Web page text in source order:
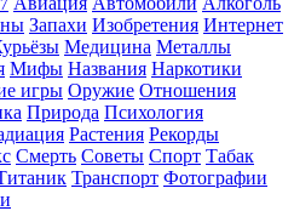
Запахи Изобретения Интернет
Медицина Металлы
Мифы Названия Наркотики
игры Оружие Отношения
Природа Психология
Растения Рекорды
Смерть Советы Спорт Табак
Транспорт Фотографии